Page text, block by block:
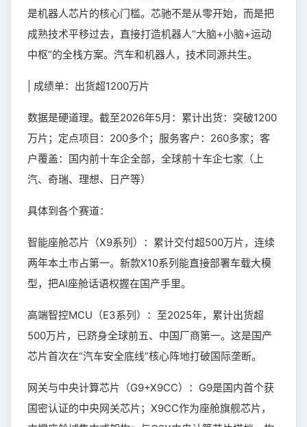
是机器人芯片的核心门槛。芯驰不是从零开始，而是把
成熟技术平移过去，直接打造机器人“大脑+小脑+运动
中枢”的全栈方案。汽车和机器人，技术同源共生。
| 成绩单：出货超1200万片
数据是硬道理。截至2026年5月：累计出货：突破1200
万片；定点项目：200多个；服务客户：260多家；客
户覆盖：国内前十车企全部，全球前十车企七家（上
汽、奇瑞、理想、日产等）
具体到各个赛道：
智能座舱芯片（X9系列）：累计交付超500万片，连续
两年本土市占第一。新款X10系列能直接部署车载大模
型，把AI座舱话语权握在国产手里。
高端智控MCU（E3系列）：至2025年，累计出货超
500万片，已跻身全球前五、中国厂商第一。这是国产
芯片首次在“汽车安全底线”核心阵地打破国际垄断。
网关与中央计算芯片（G9+X9CC）：G9是国内首个获
国密认证的中央网关芯片；X9CC作为座舱旗舰芯片，